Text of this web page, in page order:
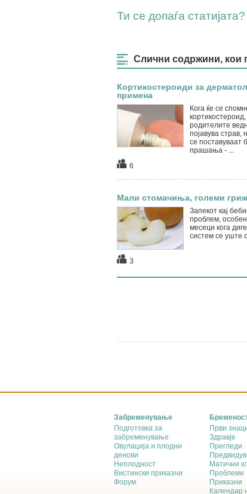
Ти се допаѓа
Слични содржини, кои
Кортикостероиди за
примена
Кога ќе се
кортикостероид,
родителите
појавува страв,
се поставуваат
прашања - ...
6
Мали стомачиња, големи
Запекот кај
проблем,
месеци кога
систем сe уште
3
Забременување
Подготовка за
забременување
Овулација и плодни
денови
Неплодност
Вистински приказни
Форум
Први
Здравје
Прегледи
Матични
Проблеми
Приказни
Календар